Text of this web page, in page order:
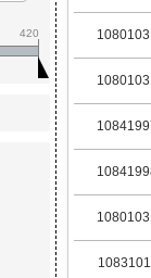
420